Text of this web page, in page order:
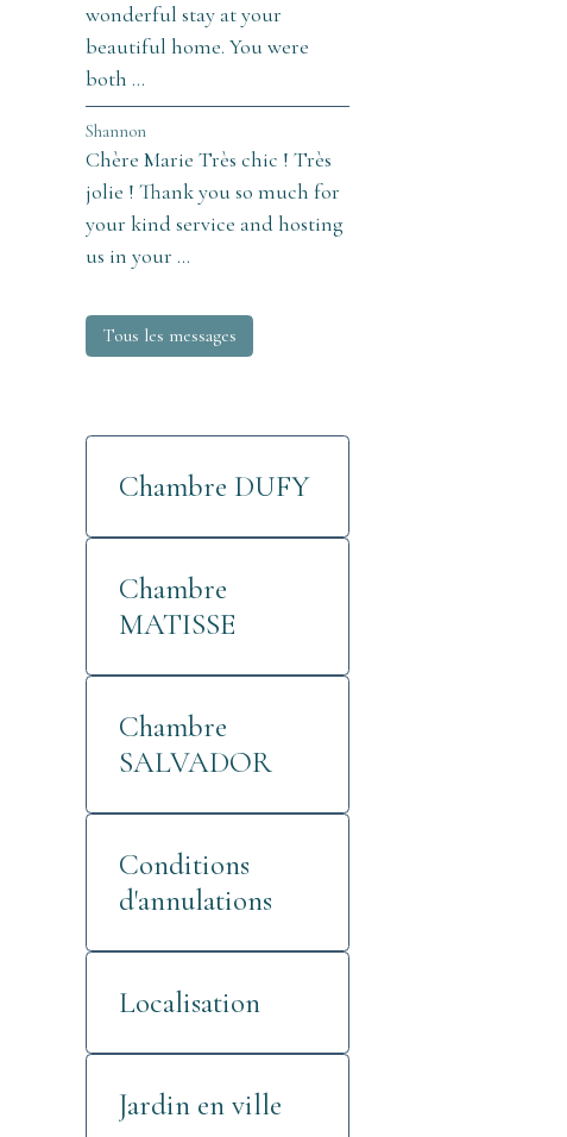
wonderful stay at your
beautiful home. You were
both ...
Shannon
Chère Marie Très chic ! Très
jolie ! Thank you so much for
your kind service and hosting
us in your ...
Tous les messages
Chambre DUFY
Chambre
MATISSE
Chambre
SALVADOR
Conditions
d'annulations
Localisation
Jardin en ville